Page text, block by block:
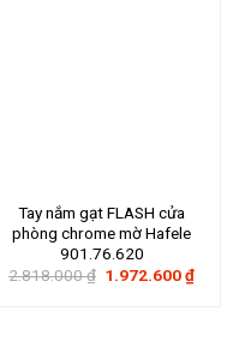
Tay nắm gạt FLASH cửa
phòng chrome mờ Hafele
901.76.620
2.818.000₫ Giá
1.972.600₫Giá